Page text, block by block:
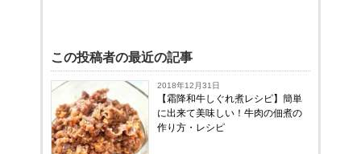
この投稿者の最近の記事
2018年12月31日
【霜降和牛しぐれ煮レシピ】簡単
に出来て美味しい！牛肉の佃煮の
作り方・レシピ